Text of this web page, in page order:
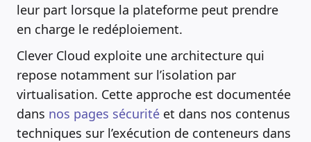
leur part lorsque la plateforme peut prendre
en charge le redéploiement.
Clever Cloud exploite une architecture qui
repose notamment sur l’isolation par
virtualisation. Cette approche est documentée
dans nos pages sécurité et dans nos contenus
techniques sur l’exécution de conteneurs dans